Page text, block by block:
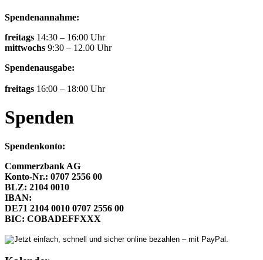
Spendenannahme:
freitags 14:30 – 16:00 Uhr
mittwochs 9:30 – 12.00 Uhr
Spendenausgabe:
freitags 16:00 – 18:00 Uhr
Spenden
Spendenkonto:
Commerzbank AG
Konto-Nr.: 0707 2556 00
BLZ: 2104 0010
IBAN:
DE71 2104 0010 0707 2556 00
BIC: COBADEFFXXX